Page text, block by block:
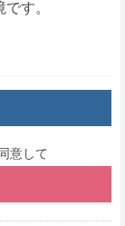
す。
意して